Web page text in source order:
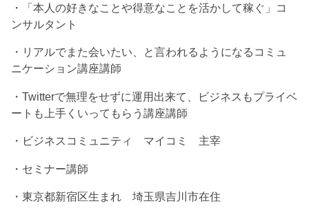
・「本人の好きなことや得意なことを活かして稼ぐ」コ
ンサルタント
・リアルでまた会いたい、と言われるようになるコミュ
ニケーション講座講師
・Twitterで無理をせずに運用出来て、ビジネスもプライベ
ートも上手くいってもらう講座講師
・ビジネスコミュニティ マイコミ 主宰
・セミナー講師
・東京都新宿区生まれ 埼玉県吉川市在住